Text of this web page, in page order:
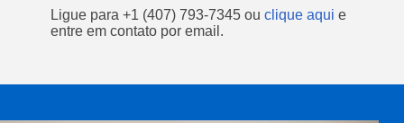
Ligue para +1 (407) 793-7345 ou clique aqui e
entre em contato por email.